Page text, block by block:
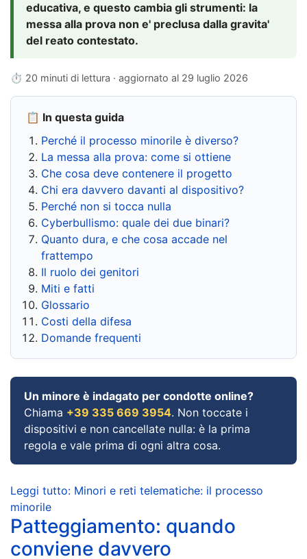
educativa, e questo cambia gli strumenti: la
messa alla prova non e' preclusa dalla gravita'
del reato contestato.
⏱ 20 minuti di lettura · aggiornato al 29 luglio 2026
📋 In questa guida
Perché il processo minorile è diverso?
La messa alla prova: come si ottiene
Che cosa deve contenere il progetto
Chi era davvero davanti al dispositivo?
Perché non si tocca nulla
Cyberbullismo: quale dei due binari?
Quanto dura, e che cosa accade nel
frattempo
Il ruolo dei genitori
Miti e fatti
Glossario
Costi della difesa
Domande frequenti
Un minore è indagato per condotte online?
Chiama +39 335 669 3954. Non toccate i
dispositivi e non cancellate nulla: è la prima
regola e vale prima di ogni altra cosa.
Leggi tutto: Minori e reti telematiche: il processo
minorile
Patteggiamento: quando
conviene davvero